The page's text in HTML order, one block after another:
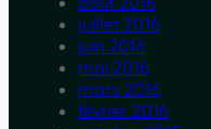
juillet 2016
juin 2016
mai 2016
mars 2016
février 2016